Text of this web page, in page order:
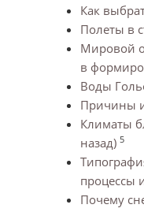
Как
Полеты в
Мировой
в
Воды
Причины
Климаты
назад) 5
процессы
Почему